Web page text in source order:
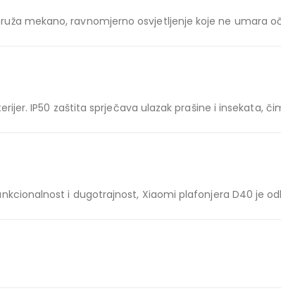
mekano, ravnomjerno osvjetljenje koje ne umara
IP50 zaštita sprječava ulazak prašine i insekata,
i dugotrajnost, Xiaomi plafonjera D40 je